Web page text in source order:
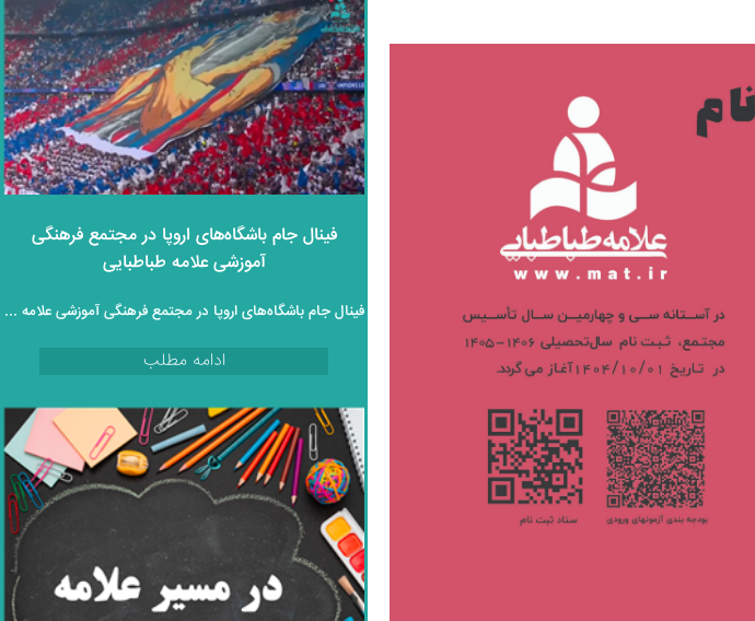
فینال جام باشگاه‌های اروپا در مجتمع فرهنگی
آموزشی علامه طباطبایی
فینال جام باشگاه‌های اروپا در مجتمع فرهنگی آموزشی علامه طباطبایی
ادامه مطلب